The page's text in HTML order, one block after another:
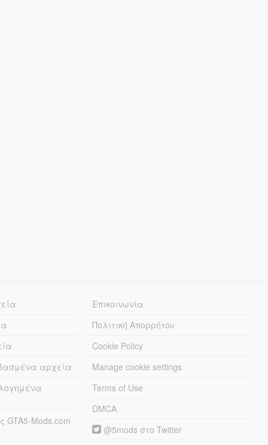
αρχεία
GTA5-Mods.com
Επικοινωνία
Πολιτική Απορρήτου
Cookie Policy
Manage cookie settings
Terms of Use
DMCA
@5mods στο Twitter